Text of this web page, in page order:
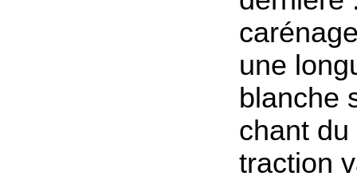
une
blanche
chant
traction